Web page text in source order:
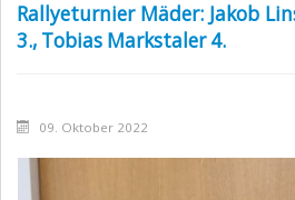
Rallyeturnier Mäder: Jakob
3., Tobias Markstaler 4.
09. Oktober 2022